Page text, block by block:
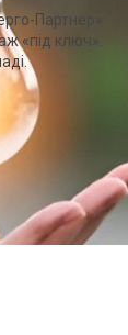
Партнер»
«під ключ».